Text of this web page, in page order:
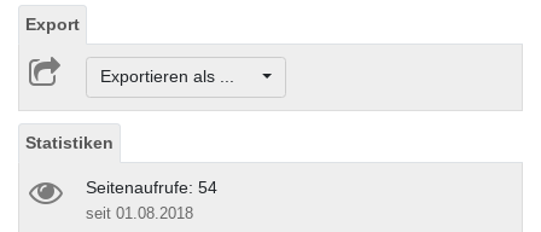
Export
Exportieren als ...
Statistiken
Seitenaufrufe: 54
seit 01.08.2018